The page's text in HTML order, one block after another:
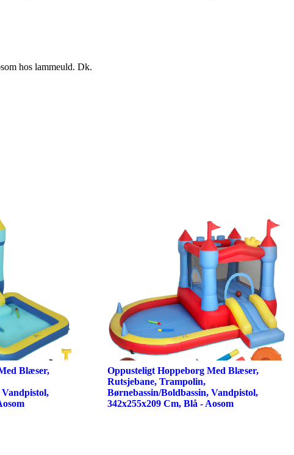
hos lammeuld. Dk.
Blæser,
Vandpistol,
Oppusteligt Hoppeborg Med Blæser,
Rutsjebane, Trampolin,
Børnebassin/Boldbassin, Vandpistol,
342x255x209 Cm, Blå - Aosom